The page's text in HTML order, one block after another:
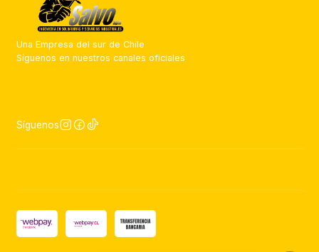
Una Empresa del sur de Chile
Síguenos en nuestros canales oficiales
Síguenos